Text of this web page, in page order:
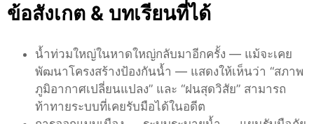
ข้อสังเกต & บทเรียนที่ได้
น้ำท่วมใหญ่ในหาดใหญ่กลับมาอีกครั้ง — แม้จะเคย
พัฒนาโครงสร้างป้องกันน้ำ — แสดงให้เห็นว่า “สภาพ
ภูมิอากาศเปลี่ยนแปลง” และ “ฝนสุดวิสัย” สามารถ
ท้าทายระบบที่เคยรับมือได้ในอดีต